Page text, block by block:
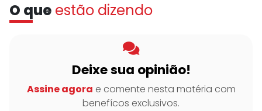
O que estão dizendo
Deixe sua opinião!
Assine agora e comente nesta matéria com
benefícos exclusivos.